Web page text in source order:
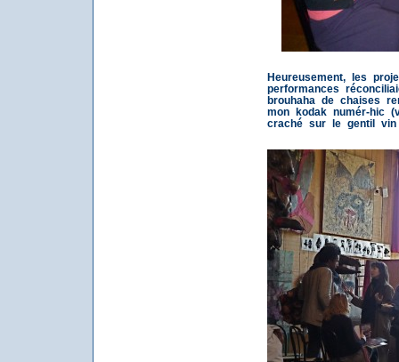
Heureusement, les
performances
brouhaha de chaises
mon kodak numér-hic
craché sur le gentil vin